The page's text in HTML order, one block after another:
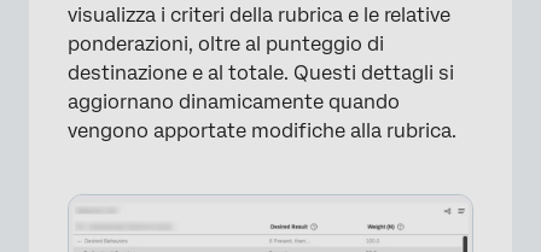
visualizza i criteri della rubrica e le relative
ponderazioni, oltre al punteggio di
destinazione e al totale. Questi dettagli si
aggiornano dinamicamente quando
vengono apportate modifiche alla rubrica.